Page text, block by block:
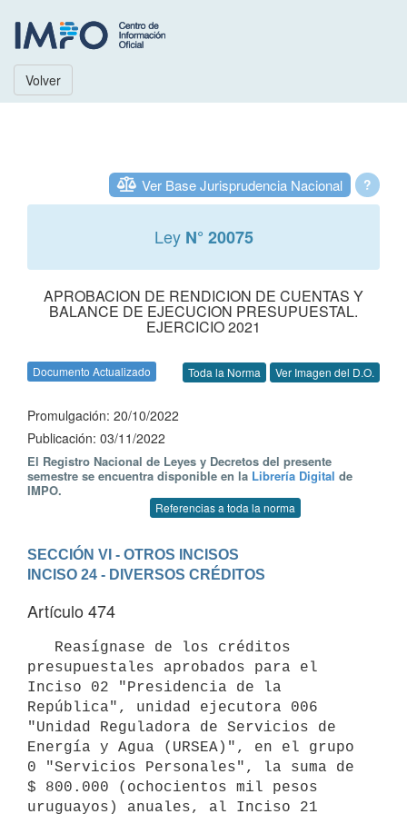
Volver
?
Ver Base Jurisprudencia Nacional
Ley N° 20075
APROBACION DE RENDICION DE CUENTAS Y
BALANCE DE EJECUCION PRESUPUESTAL.
EJERCICIO 2021
Documento Actualizado Toda la Norma Ver Imagen del D.O.
Promulgación: 20/10/2022
Publicación: 03/11/2022
El Registro Nacional de Leyes y Decretos del presente
semestre se encuentra disponible en la Librería Digital de
IMPO.
Referencias a toda la norma
SECCIÓN VI - OTROS INCISOS
INCISO 24 - DIVERSOS CRÉDITOS
Artículo 474
presupuestales aprobados para el
Inciso 02 "Presidencia de la
República", unidad ejecutora 006
"Unidad Reguladora de Servicios de
Energía y Agua (URSEA)", en el grupo
0 "Servicios Personales", la suma de
$ 800.000 (ochocientos mil pesos
uruguayos) anuales, al Inciso 21